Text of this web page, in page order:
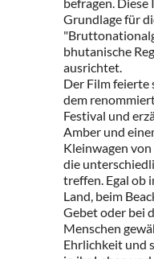
Grundlage für
bhutanische
ausrichtet.
Der Film feierte
dem
Festival und
Amber und
Kleinwagen von
die
treffen. Egal ob
Land, beim
Gebet oder bei
Menschen
Ehrlichkeit und